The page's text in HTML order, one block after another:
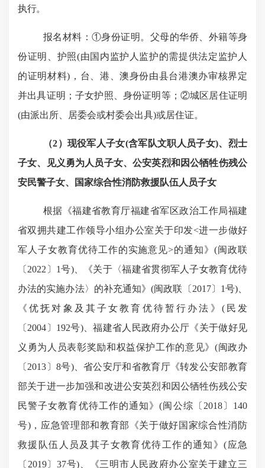
执行。
报名材料 ： ①身份证明。父母的华侨、外籍等身
份证明、护照(由国内监护人监护的需提供法定监护人
的证明材料) ，台、港、澳身份由县台港澳办审核界定
并出具证明；子女护照、身份证明等；②城区居住证明
(由派出所、居委会或村委会出具)或居住证。
（2） 现役军人子女(含军队文职人员子女)、烈士
子女、见义勇为人员子女、公安英烈和因公牺牲伤残公
安民警子女、国家综合性消防救援队伍人员子女
根据《福建省教育厅福建省军区政治工作局福建
省双拥共建工作领导小组办公室关于印发<进一步做好
军人子女教育优待工作的实施意见>的通知》(闽政联
〔 2022 〕 1号)、《关于〈福建省贯彻军人子女教育优待
办法的实施办法〉的补充通知》(闽政联〔 2017〕 1号)、
《优抚对象及其子女教育优待暂行办法》 (民发
〔 2004 〕 192号)、福建省人民政府办公厅《关于做好见
义勇为人员表彰奖励和权益保护工作的意见》(闽政办
〔 2013 〕 8号)、省公安厅和省教育厅《转发公安部教育
部关于进一步加强和改进公安英烈和因公牺牲伤残公安
民警子女教育优待工作的通知》(闽公综〔 2018〕 140
号)，应急管理部和教育部《关于做好国家综合性消防
救援队伍人员及其子女教育优待工作的通知》(应急
〔 2019〕37号) 、《三明市人民政府办公室关于建立三